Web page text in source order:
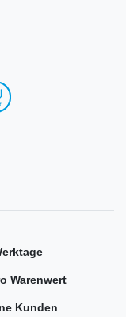
Warenwert
Kunden